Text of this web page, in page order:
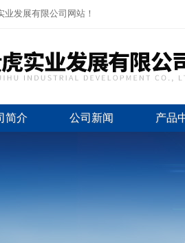
发展有限公司网站！
简介 公司新闻 产品